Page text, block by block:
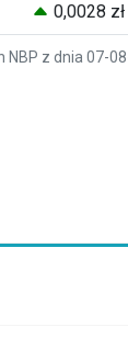
NBP z dnia 07-
0,0028 zł